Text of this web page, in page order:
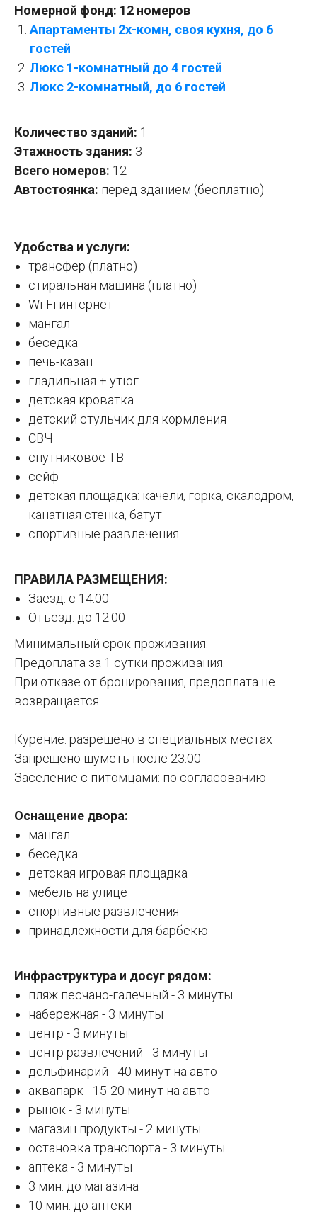
Номерной фонд: 12 номеров
Апартаменты 2х-комн, своя кухня, до 6
гостей
Люкс 1-комнатный до 4 гостей
Люкс 2-комнатный, до 6 гостей
Количество зданий: 1
Этажность здания: 3
Всего номеров: 12
Автостоянка: перед зданием (бесплатно)
Удобства и услуги:
трансфер (платно)
стиральная машина (платно)
Wi-Fi интернет
мангал
беседка
печь-казан
гладильная + утюг
детская кроватка
детский стульчик для кормления
СВЧ
спутниковое ТВ
сейф
детская площадка: качели, горка, скалодром,
канатная стенка, батут
спортивные развлечения
ПРАВИЛА РАЗМЕЩЕНИЯ:
Заезд: с 14:00
Отъезд: до 12:00
Минимальный срок проживания:
Предоплата за 1 сутки проживания.
При отказе от бронирования, предоплата не
возвращается.
Курение: разрешено в специальных местах
Запрещено шуметь после 23:00
Заселение с питомцами: по согласованию
Оснащение двора:
мангал
беседка
детская игровая площадка
мебель на улице
спортивные развлечения
принадлежности для барбекю
Инфраструктура и досуг рядом:
пляж песчано-галечный - 3 минуты
набережная - 3 минуты
центр - 3 минуты
центр развлечений - 3 минуты
дельфинарий - 40 минут на авто
аквапарк - 15-20 минут на авто
рынок - 3 минуты
магазин продукты - 2 минуты
остановка транспорта - 3 минуты
аптека - 3 минуты
3 мин. до магазина
10 мин. до аптеки